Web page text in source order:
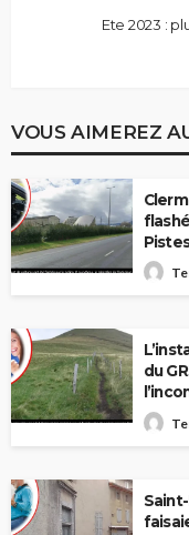
Ete 2023 :
VOUS AIMEREZ
Pistes
du